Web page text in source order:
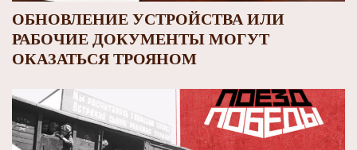
ОБНОВЛЕНИЕ УСТРОЙСТВА ИЛИ
РАБОЧИЕ ДОКУМЕНТЫ МОГУТ
ОКАЗАТЬСЯ ТРОЯНОМ